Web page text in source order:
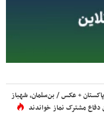
+ عکس / بن‌سلمان، شهباز
مشترک نماز خواندند